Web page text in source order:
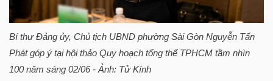
Bí thư Đảng ủy, Chủ tịch UBND phường Sài Gòn Nguyễn Tấn
Phát góp ý tại hội thảo Quy hoạch tổng thể TPHCM tầm nhìn
100 năm sáng 02/06 - Ảnh: Tử Kính
PHÂN
TÍCH
VIETSTOCKFINANCE